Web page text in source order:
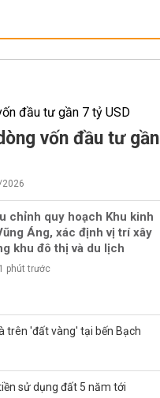
vốn đầu tư gần
chỉnh quy hoạch Khu kinh
Áng, xác định vị trí xây
khu đô thị và du lịch
phút trước
trên 'đất vàng' tại bến Bạch
sử dụng đất 5 năm tới